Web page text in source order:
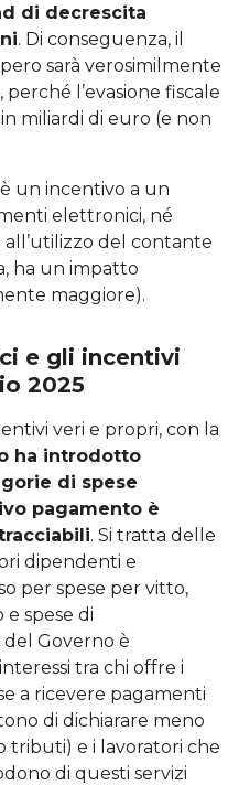
di decrescita
. Di conseguenza, il
sarà verosimilmente
l’evasione fiscale
miliardi di euro (e non
un incentivo a un
elettronici, né
del contante
ha un impatto
maggiore).
e gli incentivi
2025
veri e propri, con la
ha introdotto
di spese
pagamento è
. Si tratta delle
dipendenti e
per spese per vitto,
spese di
del Governo è
tra chi offre i
a ricevere pagamenti
di dichiarare meno
tributi) e i lavoratori che
di questi servizi